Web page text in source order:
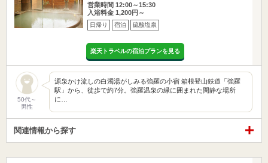
営業時間 12:00～15:30
入浴料金 1,200円～
日帰り 宿泊 硫酸塩泉
楽天トラベルの宿泊プランを見る
50代～
男性
源泉かけ流しの白濁湯がしみる強羅の小宿 箱根登山鉄道「強羅
駅」から、徒歩で約7分。強羅温泉の緑に囲まれた閑静な場所
に…
関連情報から探す